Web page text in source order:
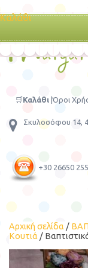
🛒Καλάθι |Όροι
Σκυλοσόφου 14,
+30 26650
Καλάθι
Αρχική σελίδα /
Κουτιά /